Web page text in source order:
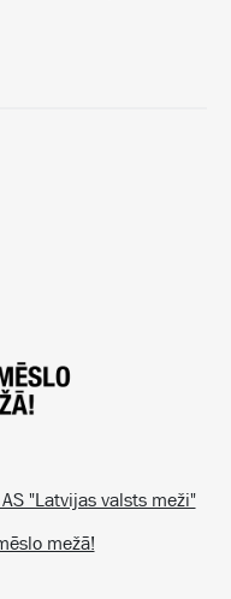
"Latvijas valsts meži"
mežā!